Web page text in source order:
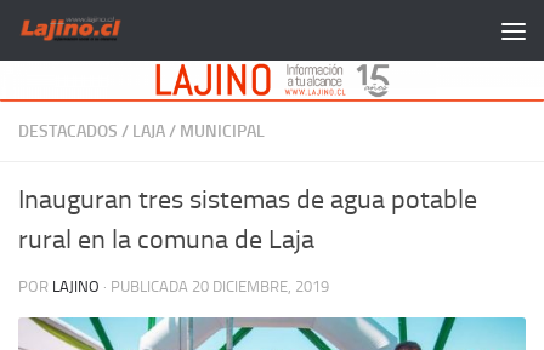
Saltar al contenido
DESTACADOS / LAJA/ MUNICIPAL
Inauguran tres sistemas de agua potable
rural en la comuna de Laja
POR LAJINO · PUBLICADA 20 DICIEMBRE, 2019